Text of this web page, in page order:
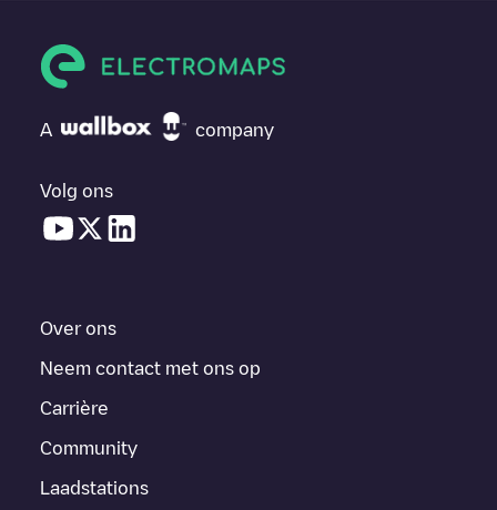
A company
Volg ons
Over ons
Neem contact met ons op
Carrière
Community
Laadstations